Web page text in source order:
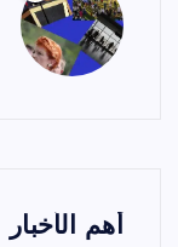
أهم الأخبار